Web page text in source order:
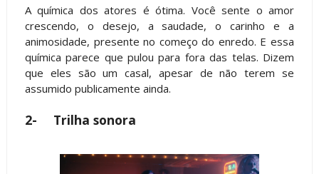
A química dos atores é ótima. Você sente o amor
crescendo, o desejo, a saudade, o carinho e a
animosidade, presente no começo do enredo. E essa
química parece que pulou para fora das telas. Dizem
que eles são um casal, apesar de não terem se
assumido publicamente ainda.
2- Trilha sonora